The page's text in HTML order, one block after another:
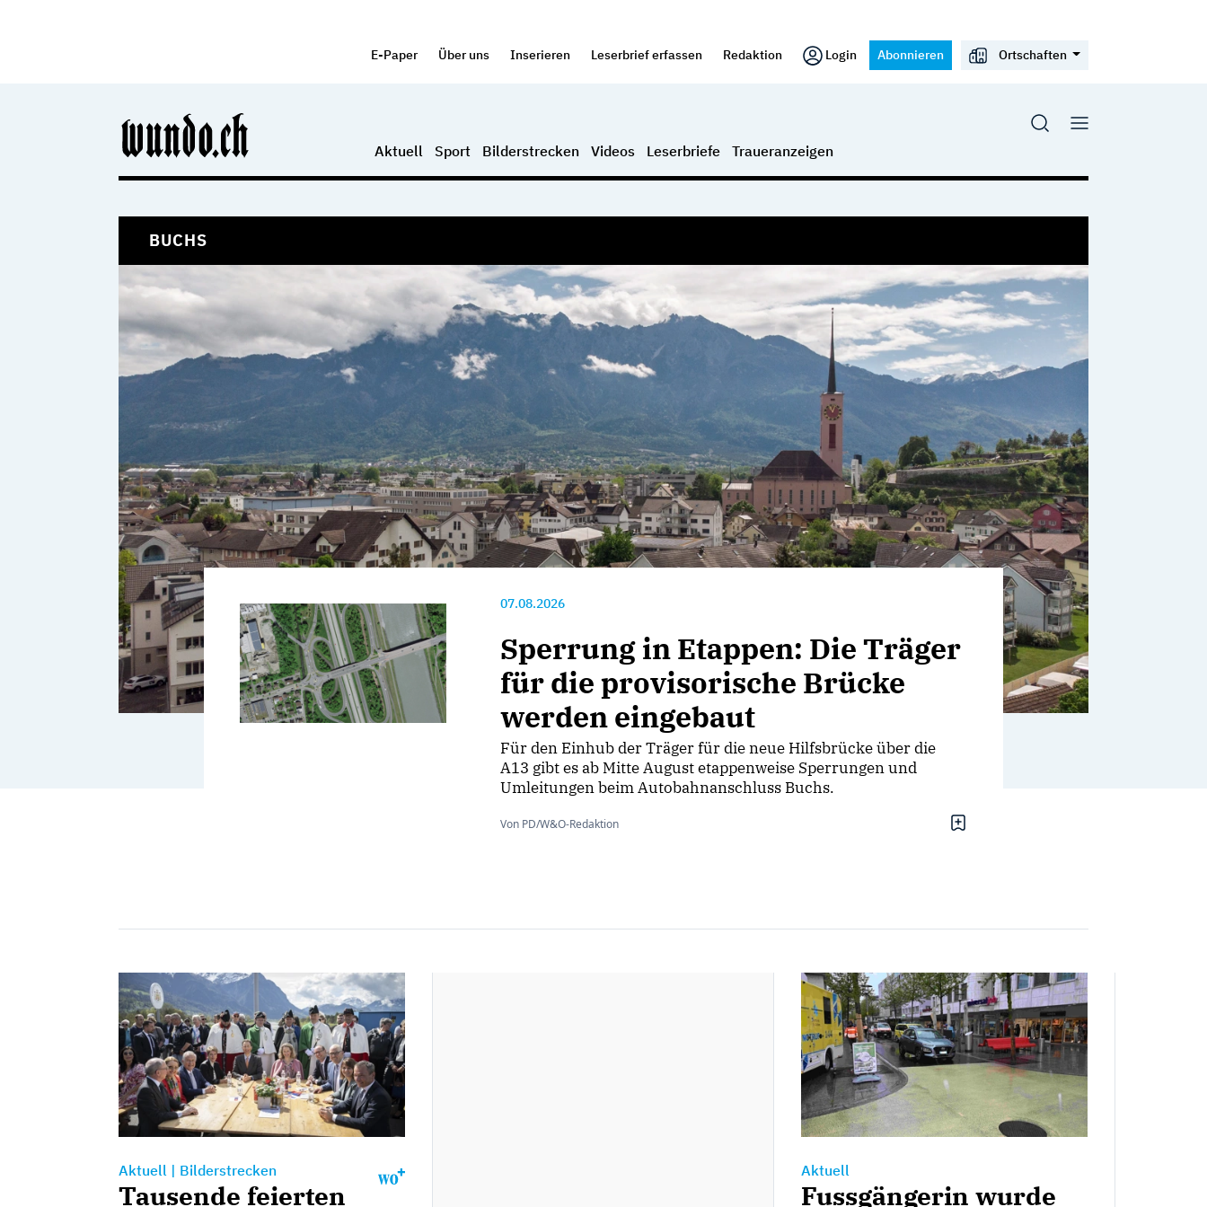
E-Paper Über uns Inserieren Leserbrief erfassen Redaktion Login Abonnieren Ortschaften
Aktuell Sport Bilderstrecken Videos Leserbriefe Traueranzeigen
BUCHS
07.08.2026
Sperrung in Etappen: Die Träger
für die provisorische Brücke
werden eingebaut
Für den Einhub der Träger für die neue Hilfsbrücke über die
A13 gibt es ab Mitte August etappenweise Sperrungen und
Umleitungen beim Autobahnanschluss Buchs.
Von PD/W&O-Redaktion
Aktuell | Bilderstrecken
Tausende feierten
Aktuell
Fussgängerin wurde